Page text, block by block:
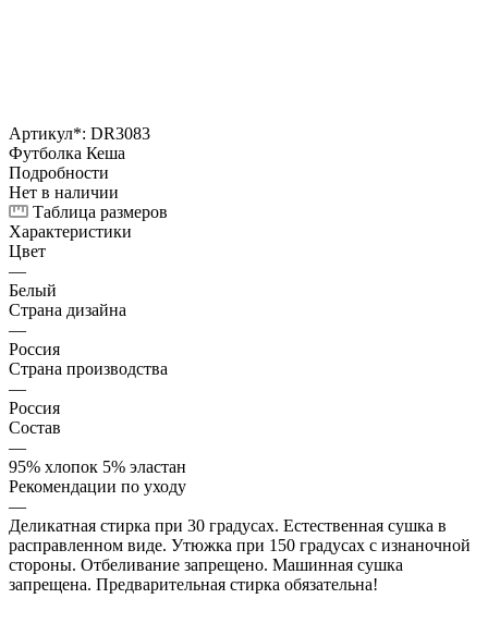
Артикул*: DR3083
Футболка Кеша
Подробности
Нет в наличии
Таблица размеров
Характеристики
Цвет
—
Белый
Страна дизайна
—
Россия
Страна производства
—
Россия
Состав
—
95% хлопок 5% эластан
Рекомендации по уходу
—
Деликатная стирка при 30 градусах. Естественная сушка в
расправленном виде. Утюжка при 150 градусах с изнаночной
стороны. Отбеливание запрещено. Машинная сушка
запрещена. Предварительная стирка обязательна!